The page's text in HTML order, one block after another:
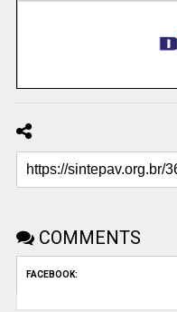
COMMENTS
FACEBOOK: